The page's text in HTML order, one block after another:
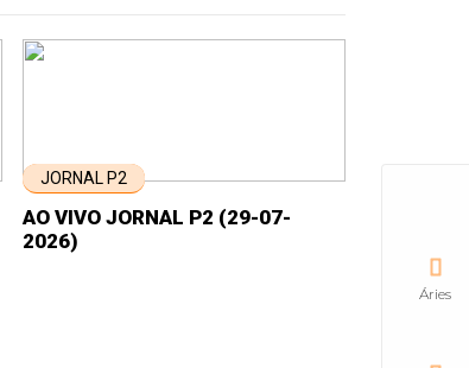
JORNAL P2
AO VIVO JORNAL P2 (29-07-
2026)
Áries